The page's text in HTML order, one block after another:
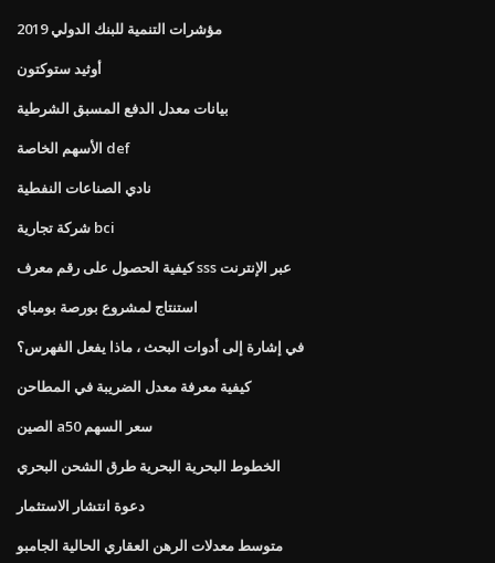
مؤشرات التنمية للبنك الدولي 2019
أوثيد ستوكتون
بيانات معدل الدفع المسبق الشرطية
الأسهم الخاصة def
نادي الصناعات النفطية
شركة تجارية bci
كيفية الحصول على رقم معرف sss عبر الإنترنت
استنتاج لمشروع بورصة بومباي
في إشارة إلى أدوات البحث ، ماذا يفعل الفهرس؟
كيفية معرفة معدل الضريبة في المطاحن
الصين a50 سعر السهم
الخطوط البحرية البحرية طرق الشحن البحري
دعوة انتشار الاستثمار
متوسط ​​معدلات الرهن العقاري الحالية الجامبو